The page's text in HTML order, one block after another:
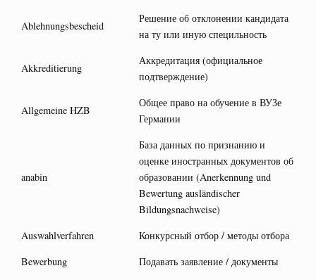
Ablehnungsbescheid
Решение об отклонении кандидата
на ту или иную специльность
Akkreditierung
Аккредитация (официальное
подтверждение)
Allgemeine HZB
Общее право на обучение в ВУЗе
Германии
anabin
База данных по признанию и
оценке иностранных документов об
образовании (Anerkennung und
Bewertung ausländischer
Bildungsnachweise)
Auswahlverfahren
Конкурсный отбор / методы отбора
Bewerbung
Подавать заявление / документы